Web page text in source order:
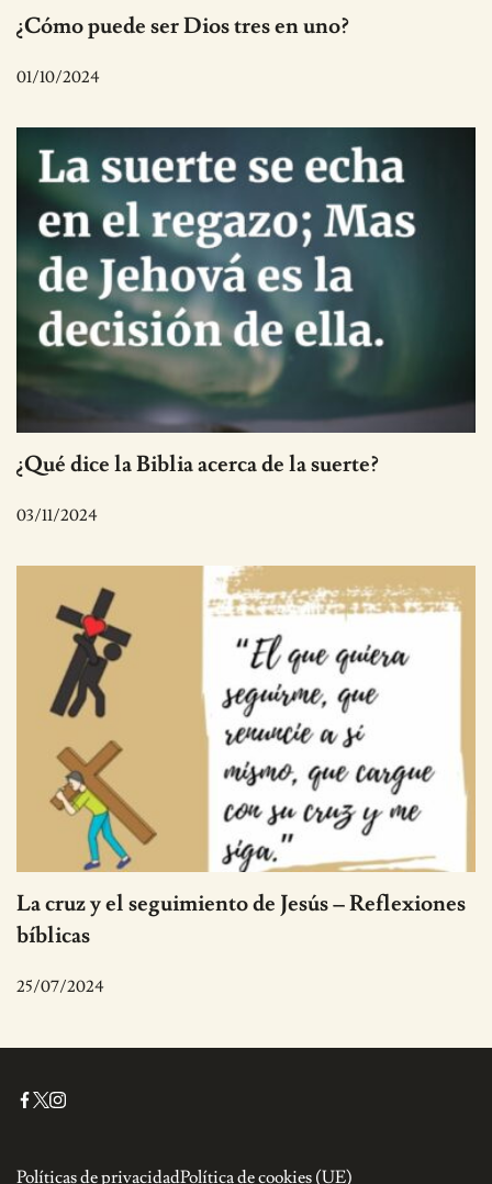
¿Cómo puede ser Dios tres en uno?
01/10/2024
¿Qué dice la Biblia acerca de la suerte?
03/11/2024
La cruz y el seguimiento de Jesús – Reflexiones
bíblicas
25/07/2024
Políticas de privacidadPolítica de cookies (UE)